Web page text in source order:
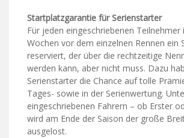
Startplatzgarantie für Serienstarter
Für jeden eingeschriebenen Teilnehmer
Wochen vor dem einzelnen Rennen ein
reserviert, der über die rechtzeitige
werden kann, aber nicht muss. Dazu
Serienstarter die Chance auf tolle
Tages- sowie in der Serienwertung.
eingeschriebenen Fahrern – ob Erster
wird am Ende der Saison der große
ausgelost.